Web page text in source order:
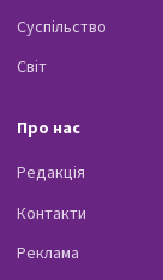
Суспільство
Світ
Про нас
Редакція
Контакти
Реклама